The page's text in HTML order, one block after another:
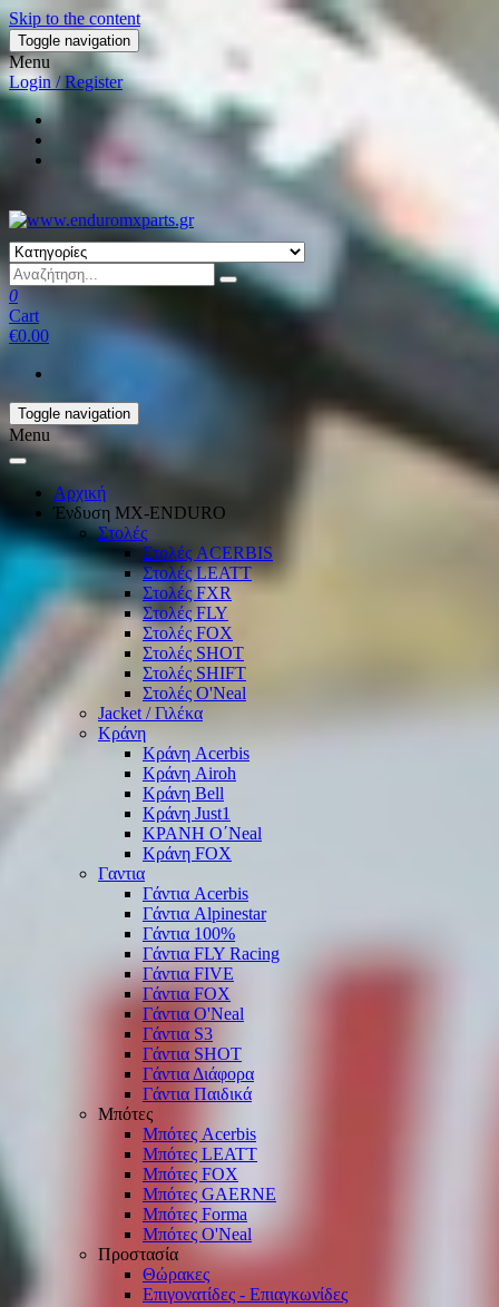
Skip to the content
Toggle navigation
Menu
Login / Register
0
Cart
€0.00
Toggle navigation
Menu
Αρχική
Ένδυση ΜΧ-ΕΝDURO
Στολές
Στολές ACERBIS
Στολές LEATT
Στολές FXR
Στολές FLY
Στολές FOX
Στολές SHOT
Στολές SHIFT
Στολές O'Neal
Jacket / Γιλέκα
Κράνη
Κράνη Acerbis
Κράνη Airoh
Κράνη Bell
Κράνη Just1
ΚΡΑΝΗ O΄Νeal
Κράνη FOX
Γαντια
Γάντια Acerbis
Γάντια Alpinestar
Γάντια 100%
Γάντια FLY Racing
Γάντια FIVE
Γάντια FOX
Γάντια O'Νeal
Γάντια S3
Γάντια SHOT
Γάντια Διάφορα
Γάντια Παιδικά
Μπότες
Μπότες Acerbis
Μπότες LEATT
Μπότες FOX
Μπότες GAERNE
Μπότες Forma
Μπότες O'Neal
Προστασία
Θώρακες
Επιγονατίδες - Επιαγκωνίδες